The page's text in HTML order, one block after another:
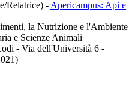
Relatrice) - Apericampus: Api e
la Nutrizione e l'Ambiente
e Scienze Animali
- Via dell'Università 6 -